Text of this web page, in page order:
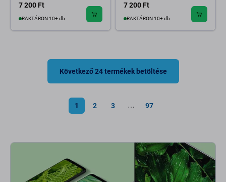
7 200 Ft
RAKTÁRON 10+ db
7 200 Ft
RAKTÁRON 10+ db
Következő 24 termékek betöltése
1 2 3 ⋯ 97